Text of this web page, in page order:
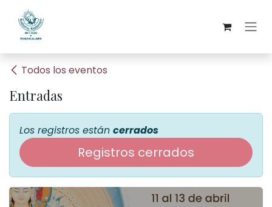
Ir al contenido
Todos los eventos
Entradas
Los registros están cerrados
Registros cerrados